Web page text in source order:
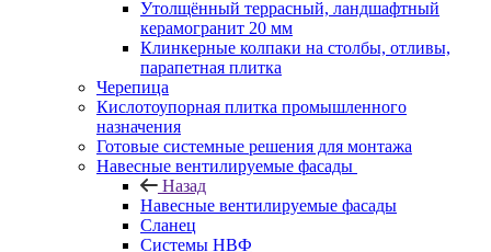
Утолщённый террасный, ландшафтный
керамогранит 20 мм
Клинкерные колпаки на столбы, отливы,
парапетная плитка
Черепица
Кислотоупорная плитка промышленного
назначения
Готовые системные решения для монтажа
Навесные вентилируемые фасады
Назад
Навесные вентилируемые фасады
Сланец
Системы НВФ